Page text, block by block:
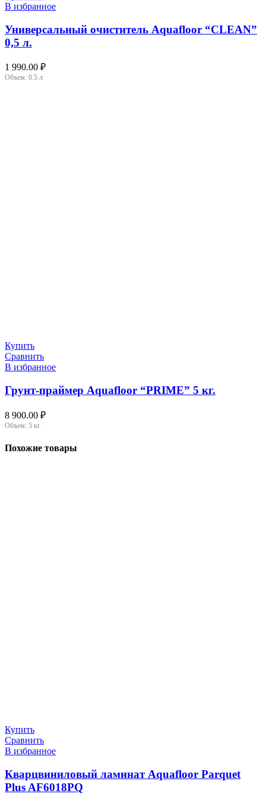
В избранное
Универсальный очиститель Aquafloor “CLEAN”
0,5 л.
1 990.00 ₽
Объем: 0.5 л
Купить
Сравнить
В избранное
Грунт-праймер Aquafloor “PRIME” 5 кг.
8 900.00 ₽
Объем: 5 кг
Похожие товары
Купить
Сравнить
В избранное
Кварцвиниловый ламинат Aquafloor Parquet
Plus AF6018PQ